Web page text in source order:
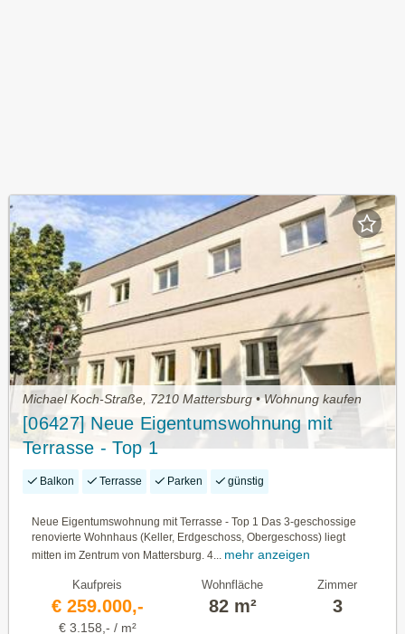
Michael Koch-Straße, 7210 Mattersburg • Wohnung kaufen
[06427] Neue Eigentumswohnung mit
Terrasse - Top 1
Balkon Terrasse Parken günstig
Neue Eigentumswohnung mit Terrasse - Top 1 Das 3-geschossige
renovierte Wohnhaus (Keller, Erdgeschoss, Obergeschoss) liegt
mitten im Zentrum von Mattersburg. 4... mehr anzeigen
Kaufpreis
€ 259.000,-
€ 3.158,- / m²
Wohnfläche
82 m²
Zimmer
3